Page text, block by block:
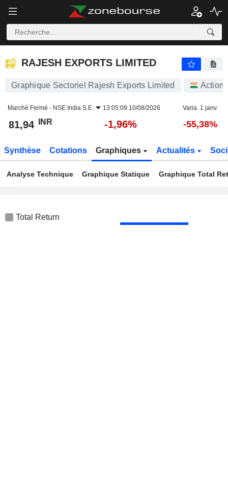
RAJESH EXPORTS LIMITED
RAJESH EXPORTS LIMITED
Graphique Sectoriel Rajesh Exports Limited Actions
Marché Fermé - NSE India S.E. 13:05:09 10/08/2026 Varia. 1 janv.
81,94 INR -1,96% -55,38%
Synthèse Cotations Graphiques Actualités
Analyse Technique Graphique Statique Graphique Total
Total Return